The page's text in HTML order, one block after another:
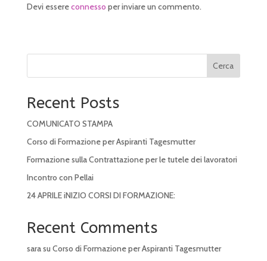
Devi essereconnesso per inviare un commento.
Cerca
Recent Posts
COMUNICATO STAMPA
Corso di Formazione per Aspiranti Tagesmutter
Formazione sulla Contrattazione per le tutele dei lavoratori
Incontro con Pellai
24 APRILE iNIZIO CORSI DI FORMAZIONE:
Recent Comments
sarasu Corso di Formazione per Aspiranti Tagesmutter